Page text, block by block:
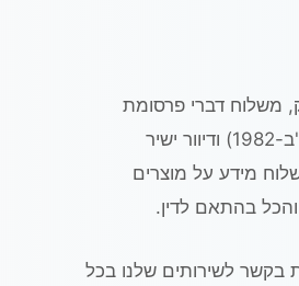
משלוח דברי פרסומת
(כהגדרתם בסעיף 30א לחוק התקשורת (בזק ושידורים), תשמ"ב-1982) ודיוור ישיר
1981), וגם לצרכי משלוח מידע על מוצרים
בהתאם לדין.
בקשר לשירותים שלנו בכל